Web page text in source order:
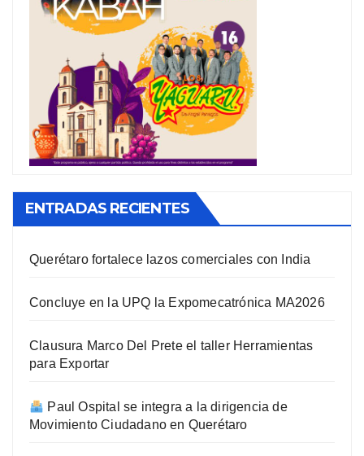
ENTRADAS RECIENTES
Querétaro fortalece lazos comerciales con India
Concluye en la UPQ la Expomecatrónica MA2026
Clausura Marco Del Prete el taller Herramientas
para Exportar
Paul Ospital se integra a la dirigencia de
Movimiento Ciudadano en Querétaro